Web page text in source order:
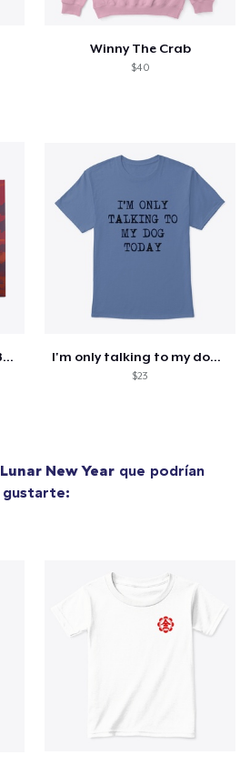
Winny The Crab
$40
Happy Mouth Children's Book I'm only talking to my dog today
$23
Lunar New Year que podrían
gustarte: